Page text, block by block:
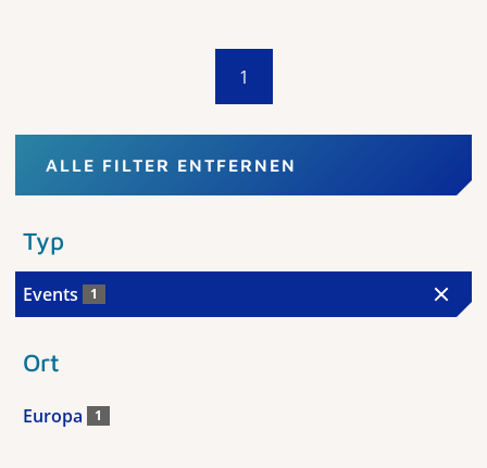
1
ALLE FILTER ENTFERNEN
Typ
Events 1
Ort
Europa 1